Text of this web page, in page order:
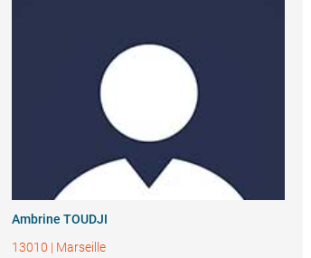
Ambrine TOUDJI
13010 | Marseille